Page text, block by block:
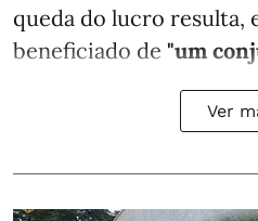
queda do lucro resulta,
beneficiado de "um
Ver